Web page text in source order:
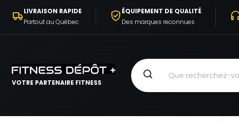
CONTENU
LIVRAISON RAPIDE
Partout au Québec
ÉQUIPEMENT DE QUALITÉ
Des marques reconnues
VOTRE PARTENAIRE FITNESS